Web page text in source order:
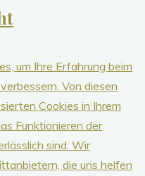
um Ihre Erfahrung beim
Von diesen
Cookies in Ihrem
Funktionieren der
sind. Wir
die uns helfen